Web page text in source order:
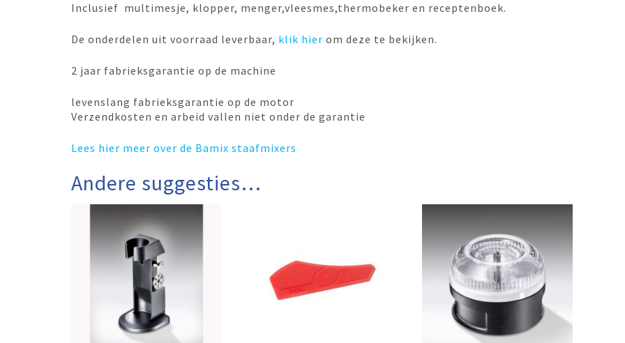
Inclusief multimesje, klopper, menger,vleesmes,thermobeker en receptenboek.
De onderdelen uit voorraad leverbaar, klik hier om deze te bekijken.
2 jaar fabrieksgarantie op de machine
levenslang fabrieksgarantie op de motor
Verzendkosten en arbeid vallen niet onder de garantie
Lees hier meer over de Bamix staafmixers
Andere suggesties…